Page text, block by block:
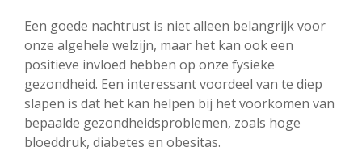
Een goede nachtrust is niet alleen belangrijk voor
onze algehele welzijn, maar het kan ook een
positieve invloed hebben op onze fysieke
gezondheid. Een interessant voordeel van te diep
slapen is dat het kan helpen bij het voorkomen van
bepaalde gezondheidsproblemen, zoals hoge
bloeddruk, diabetes en obesitas.